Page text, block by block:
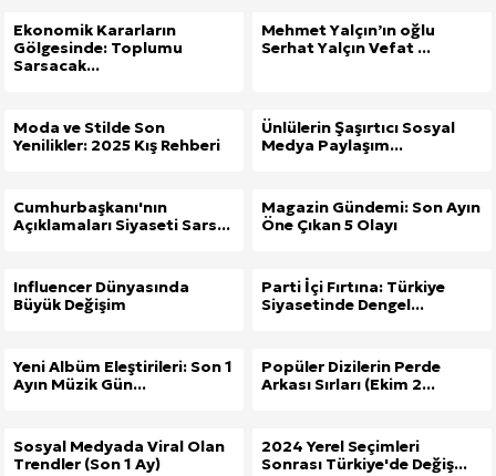
Ekonomik Kararların
Gölgesinde: Toplumu
Sarsacak...
Mehmet Yalçın’ın oğlu
Serhat Yalçın Vefat ...
Moda ve Stilde Son
Yenilikler: 2025 Kış Rehberi
Ünlülerin Şaşırtıcı Sosyal
Medya Paylaşım...
Cumhurbaşkanı'nın
Açıklamaları Siyaseti Sars...
Magazin Gündemi: Son Ayın
Öne Çıkan 5 Olayı
Influencer Dünyasında
Büyük Değişim
Parti İçi Fırtına: Türkiye
Siyasetinde Dengel...
Yeni Albüm Eleştirileri: Son 1
Ayın Müzik Gün...
Popüler Dizilerin Perde
Arkası Sırları (Ekim 2...
Sosyal Medyada Viral Olan
Trendler (Son 1 Ay)
2024 Yerel Seçimleri
Sonrası Türkiye'de Değiş...